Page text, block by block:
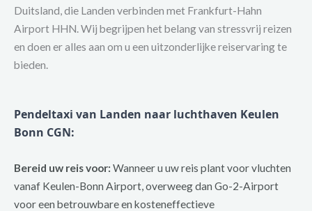
Duitsland, die Landen verbinden met Frankfurt-Hahn
Airport HHN. Wij begrijpen het belang van stressvrij reizen
en doen er alles aan om u een uitzonderlijke reiservaring te
bieden.
Pendeltaxi van Landen naar luchthaven Keulen
Bonn CGN:
Bereid uw reis voor: Wanneer u uw reis plant voor vluchten
vanaf Keulen-Bonn Airport, overweeg dan Go-2-Airport
voor een betrouwbare en kosteneffectieve